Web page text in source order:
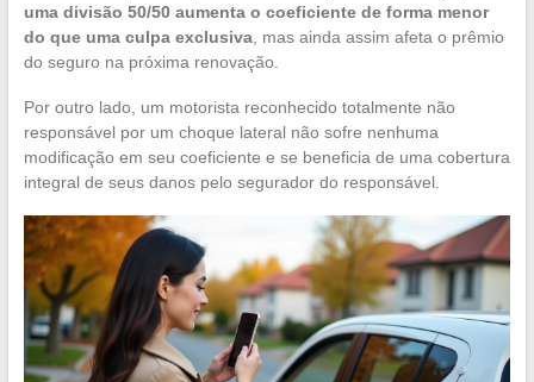
uma divisão 50/50 aumenta o coeficiente de forma menor
do que uma culpa exclusiva, mas ainda assim afeta o prêmio
do seguro na próxima renovação.
Por outro lado, um motorista reconhecido totalmente não
responsável por um choque lateral não sofre nenhuma
modificação em seu coeficiente e se beneficia de uma cobertura
integral de seus danos pelo segurador do responsável.